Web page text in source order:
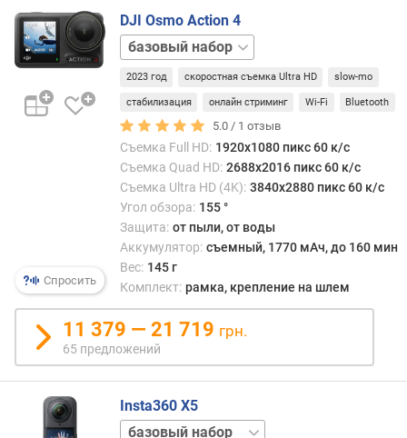
даже
ш
е
в
ы
к
о
т
д
о
р
о
и
х
Спросить
DJI Osmo Action 4
Adventure
2023 год скоростная съемка Ultra HD slow-mo
стабилизация онлайн стриминг Wi-Fi Bluetooth
5.0 / 1 отзыв
Съемка Full HD: 1920x1080 пикс 60 к/с
Съемка Quad HD: 2688x2016 пикс 60 к/с
Съемка Ultra HD (4K): 3840x2880 пикс 60 к/с
Угол обзора: 155 °
Защита: от пыли, от воды
Аккумулятор: съемный, 1770 мАч, до 160 мин
Вес: 145 г
Комплект: рамка, крепление на шлем
11 379 — 21 719 грн.
65 предложений
Insta360 X5
Essentials